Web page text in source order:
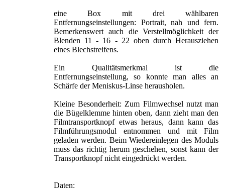
eine Box mit drei wählbaren
Entfernungseinstellungen: Portrait, nah und fern.
Bemerkenswert auch die Verstellmöglichkeit der
Blenden 11 - 16 - 22 oben durch Herausziehen
eines Blechstreifens.
Ein Qualitätsmerkmal ist die
Entfernungseinstellung, so konnte man alles an
Schärfe der Meniskus-Linse herausholen.
Kleine Besonderheit: Zum Filmwechsel nutzt man
die Bügelklemme hinten oben, dann zieht man den
Filmtransportknopf etwas heraus, dann kann das
Filmführungsmodul entnommen und mit Film
geladen werden. Beim Wiedereinlegen des Moduls
muss das richtig herum geschehen, sonst kann der
Transportknopf nicht eingedrückt werden.
Daten: